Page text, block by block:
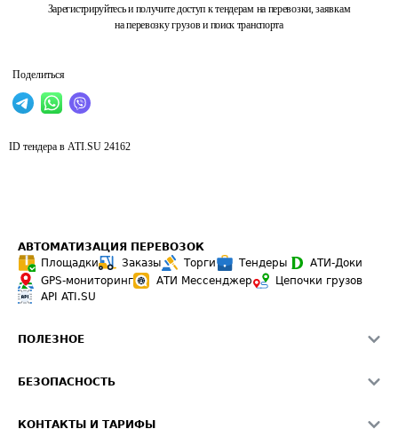
Зарегистрируйтесь и получите доступ к тендерам на перевозки, заявкам
на перевозку грузов и поиск транспорта
Поделиться
ID тендера в ATI.SU 24162
АВТОМАТИЗАЦИЯ ПЕРЕВОЗОК
Площадки
Заказы Торги Тендеры
АТИ-Доки
GPS-мониторинг
АТИ Мессенджер
Цепочки грузов
API ATI.SU
ПОЛЕЗНОЕ
Звезды ATI.SU на вашем сайте
БЕЗОПАСНОСТЬ
КОНТАКТЫ И ТАРИФЫ